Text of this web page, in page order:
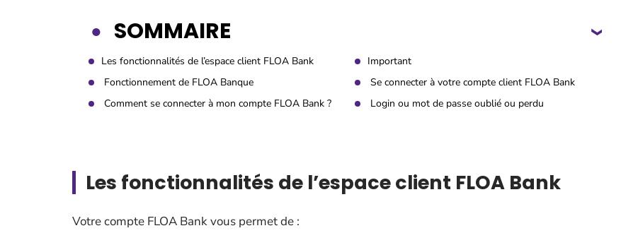
SOMMAIRE
Les fonctionnalités de l’espace client FLOA Bank
Important
Fonctionnement de FLOA Banque
Se connecter à votre compte client FLOA Bank
Comment se connecter à mon compte FLOA Bank ?
Login ou mot de passe oublié ou perdu
Les fonctionnalités de l’espace client FLOA Bank
Votre compte FLOA Bank vous permet de :